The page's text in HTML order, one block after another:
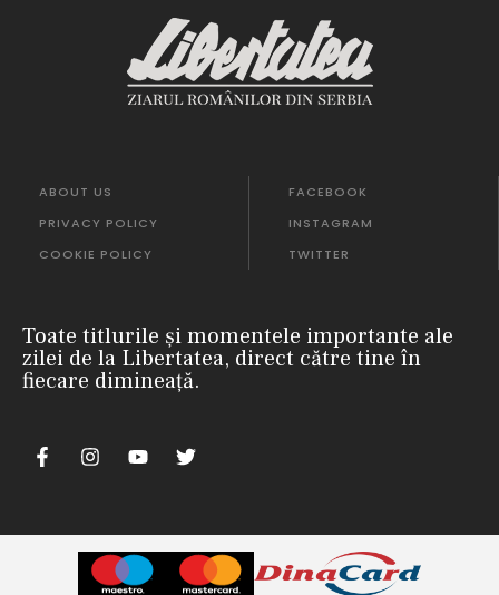
ABOUT US
PRIVACY POLICY
COOKIE POLICY
FACEBOOK
INSTAGRAM
TWITTER
Toate titlurile și momentele importante ale
zilei de la Libertatea, direct către tine în
fiecare dimineață.